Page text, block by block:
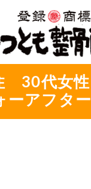
30代女
ーアフター